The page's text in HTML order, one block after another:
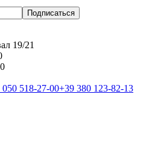
Подписаться
19/21
050 518-27-00+39 380 123-82-13